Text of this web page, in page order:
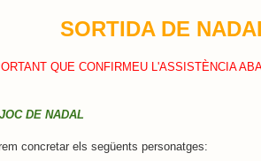
SORTIDA DE
QUE CONFIRMEU L'ASSISTÈNCIA
DE NADAL
concretar els següents personatges: